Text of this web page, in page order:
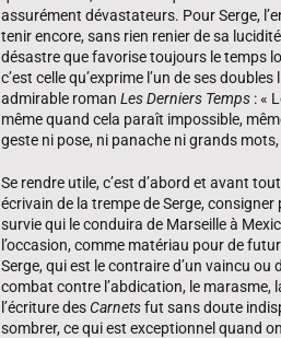
assurément dévastateurs. Pour Serge,
tenir encore, sans rien renier de sa
désastre que favorise toujours le temps
c’est celle qu’exprime l’un de ses
admirable roman Les Derniers Temps : «
même quand cela paraît impossible,
geste ni pose, ni panache ni grands mots,
Se rendre utile, c’est d’abord et avant
écrivain de la trempe de Serge,
survie qui le conduira de Marseille à
l’occasion, comme matériau pour de
Serge, qui est le contraire d’un vaincu ou
combat contre l’abdication, le marasme,
l’écriture desCarnetsfut sans doute
sombrer, ce qui est exceptionnel quand